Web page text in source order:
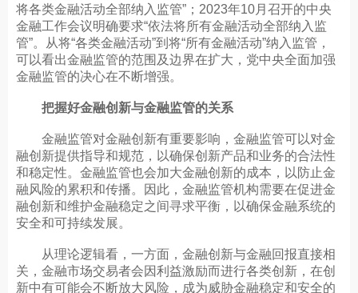
将各类金融活动全部纳入监管”；2023年10月召开的中央
金融工作会议明确要求“依法将所有金融活动全部纳入监
管”。从将“各类金融活动”到将“所有金融活动”纳入监管，
可以看出金融监管的范围及边界在扩大，党中央全面加强
金融监管的决心在不断增强。
把握好金融创新与金融监管的关系
金融监管对金融创新有重要影响，金融监管可以对金
融创新提供指导和规范，以确保创新产品和业务的合法性
和稳定性。金融监管也会加大金融创新的成本，以防止金
融风险的累积和传播。因此，金融监管机构需要在促进金
融创新和维护金融稳定之间寻求平衡，以确保金融系统的
安全和可持续发展。
从理论逻辑看，一方面，金融创新与金融回报直接相
关，金融市场交易者会因利益激励而进行各类创新，在创
新中有可能会不断放大风险，成为威胁金融稳定和安全的